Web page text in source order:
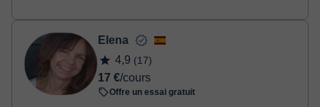
Elena
4,9 (17)
17 €/cours
Offre un essai gratuit